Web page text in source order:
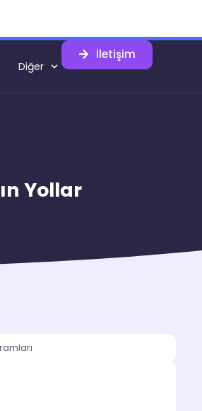
Diğer
İletişim
Yollar